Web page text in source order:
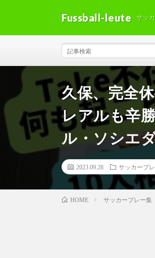
Fussball-leute サッ
久保、完全
レアルも辛
ル・ソシエ
2023.09.28 サッカープ
HOME サッカープレー集